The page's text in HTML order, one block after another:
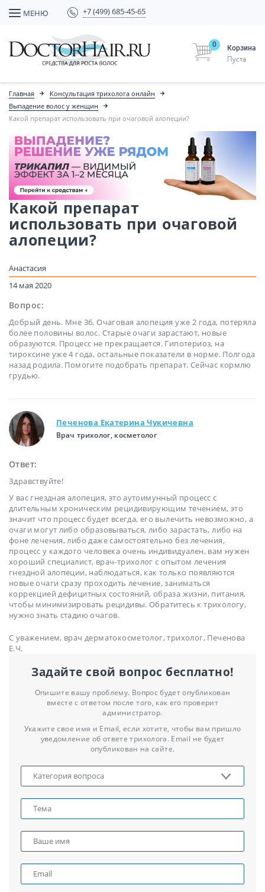
МЕНЮ +7 (499) 685-45-65
Корзина
0
Пуста
Главная
Консультация трихолога онлайн
Выпадение волос у женщин
Какой препарат использовать при очаговой алопеции?
Какой препарат
использовать при очаговой
алопеции?
Анастасия
14 мая 2020
Вопрос:
Добрый день. Мне 36. Очаговая алопеция уже 2 года, потеряла
более половины волос. Старые очаги зарастают, новые
образуются. Процесс не прекращается. Гипотериоз, на
тироксине уже 4 года, остальные показатели в норме. Полгода
назад родила. Помогите подобрать препарат. Сейчас кормлю
грудью.
Печенова Екатерина Чукичевна
Врач трихолог, косметолог
Ответ:
Здравствуйте!
У вас гнездная алопеция, это аутоимунный процесс с
длительным хроническим рецидивирующим течением, это
значит что процесс будет всегда, его вылечить невозможно, а
очаги могут либо образовываться, либо зарастать, либо на
фоне лечения, либо даже самостоятельно без лечения,
процесс у каждого человека очень индивидуален, вам нужен
хороший специалист, врач-трихолог с опытом лечения
гнездной алопеции, наблюдаться, как только появляются
новые очаги сразу проходить лечение, заниматься
коррекцией дефицитных состояний, образа жизни, питания,
чтобы минимизировать рецидивы. Обратитесь к трихологу,
нужно знать стадию очагов.
С уважением, врач дерматокосметолог, трихолог, Печенова
Е.Ч.
Задайте свой вопрос бесплатно!
Опишите вашу проблему. Вопрос будет опубликован
вместе с ответом после того, как его проверит
администратор.
Укажите свое имя и Email, если хотите, чтобы вам пришло
уведомление об ответе трихолога. Email не будет
опубликован на сайте.